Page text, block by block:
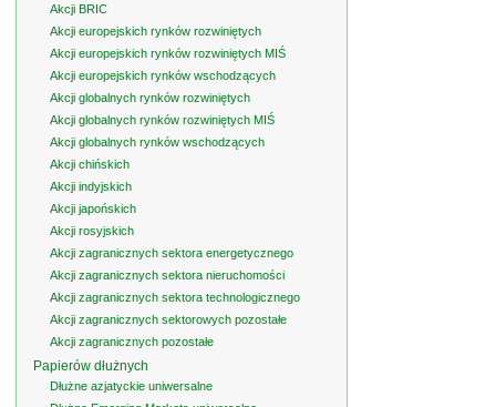
Akcji BRIC
Akcji europejskich rynków rozwiniętych
Akcji europejskich rynków rozwiniętych MIŚ
Akcji europejskich rynków wschodzących
Akcji globalnych rynków rozwiniętych
Akcji globalnych rynków rozwiniętych MIŚ
Akcji globalnych rynków wschodzących
Akcji chińskich
Akcji indyjskich
Akcji japońskich
Akcji rosyjskich
Akcji zagranicznych sektora energetycznego
Akcji zagranicznych sektora nieruchomości
Akcji zagranicznych sektora technologicznego
Akcji zagranicznych sektorowych pozostałe
Akcji zagranicznych pozostałe
Papierów dłużnych
Dłużne azjatyckie uniwersalne